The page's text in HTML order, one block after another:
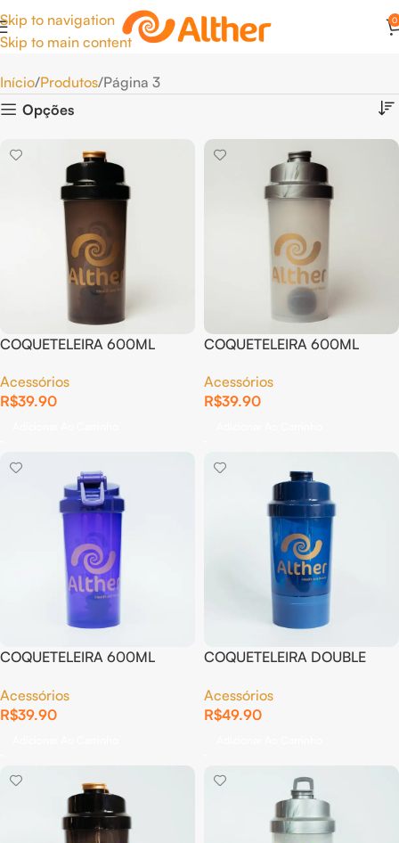
Skip to navigation
Skip to main content
0
Início Produtos Página 3
Opções
COQUETELEIRA 600ML
Acessórios
R$39.90
COQUETELEIRA 600ML
Acessórios
R$39.90
COQUETELEIRA 600ML
Acessórios
R$39.90
COQUETELEIRA DOUBLE
Acessórios
R$49.90